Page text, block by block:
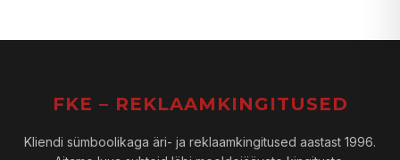
FKE – REKLAAMKINGITUSED
Kliendi sümboolikaga äri- ja reklaamkingitused aastast 1996.